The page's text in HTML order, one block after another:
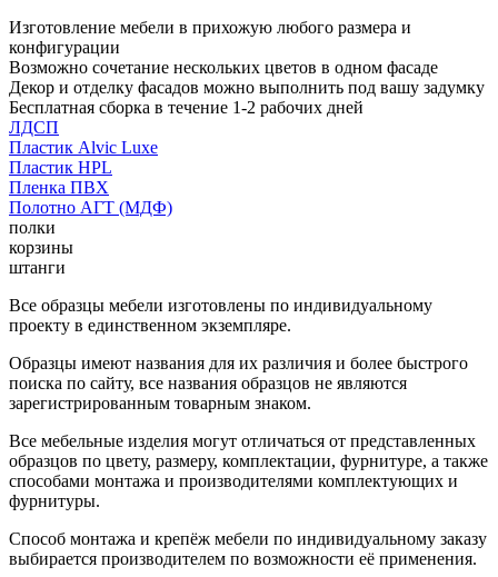
Изготовление мебели в прихожую любого размера и
конфигурации
Возможно сочетание нескольких цветов в одном фасаде
Декор и отделку фасадов можно выполнить под вашу задумку
Бесплатная сборка в течение 1-2 рабочих дней
ЛДСП
Пластик Alvic Luxe
Пластик HPL
Пленка ПВХ
Полотно АГТ (МДФ)
полки
корзины
штанги
Все образцы мебели изготовлены по индивидуальному
проекту в единственном экземпляре.
Образцы имеют названия для их различия и более быстрого
поиска по сайту, все названия образцов не являются
зарегистрированным товарным знаком.
Все мебельные изделия могут отличаться от представленных
образцов по цвету, размеру, комплектации, фурнитуре, а также
способами монтажа и производителями комплектующих и
фурнитуры.
Способ монтажа и крепёж мебели по индивидуальному заказу
выбирается производителем по возможности её применения.